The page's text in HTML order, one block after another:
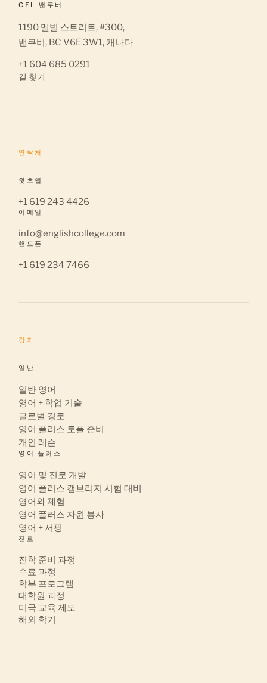
CEL 밴쿠버
1190 멜빌 스트리트, #300,
밴쿠버, BC V6E 3W1, 캐나다
+1 604 685 0291
길 찾기
연락처
왓츠앱
+1 619 243 4426
이메일
info@englishcollege.com
핸드폰
+1 619 234 7466
강좌
일반
일반 영어
영어 + 학업 기술
글로벌 경로
영어 플러스 토플 준비
개인 레슨
영어 플러스
영어 및 진로 개발
영어 플러스 캠브리지 시험 대비
영어와 체험
영어 플러스 자원 봉사
영어 + 서핑
진로
진학 준비 과정
수료 과정
학부 프로그램
대학원 과정
미국 교육 제도
해외 학기